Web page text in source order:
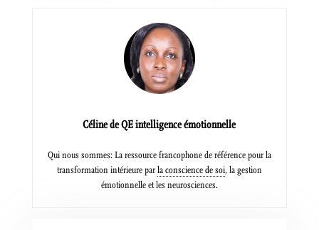
Céline de QE intelligence émotionnelle
Qui nous sommes: La ressource francophone de référence pour la
transformation intérieure parla conscience de soi, la gestion
émotionnelle et les neurosciences.